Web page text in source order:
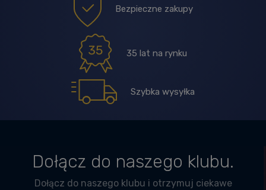
Bezpieczne zakupy
35 lat na rynku
Szybka wysyłka
Dołącz do naszego klubu.
Dołącz do naszego klubu i otrzymuj ciekawe